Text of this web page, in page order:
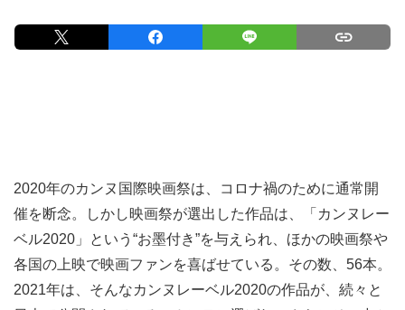
2020年のカンヌ国際映画祭は、コロナ禍のために通常開
催を断念。しかし映画祭が選出した作品は、「カンヌレー
ベル2020」という“お墨付き”を与えられ、ほかの映画祭や
各国の上映で映画ファンを喜ばせている。その数、56本。
2021年は、そんなカンヌレーベル2020の作品が、続々と